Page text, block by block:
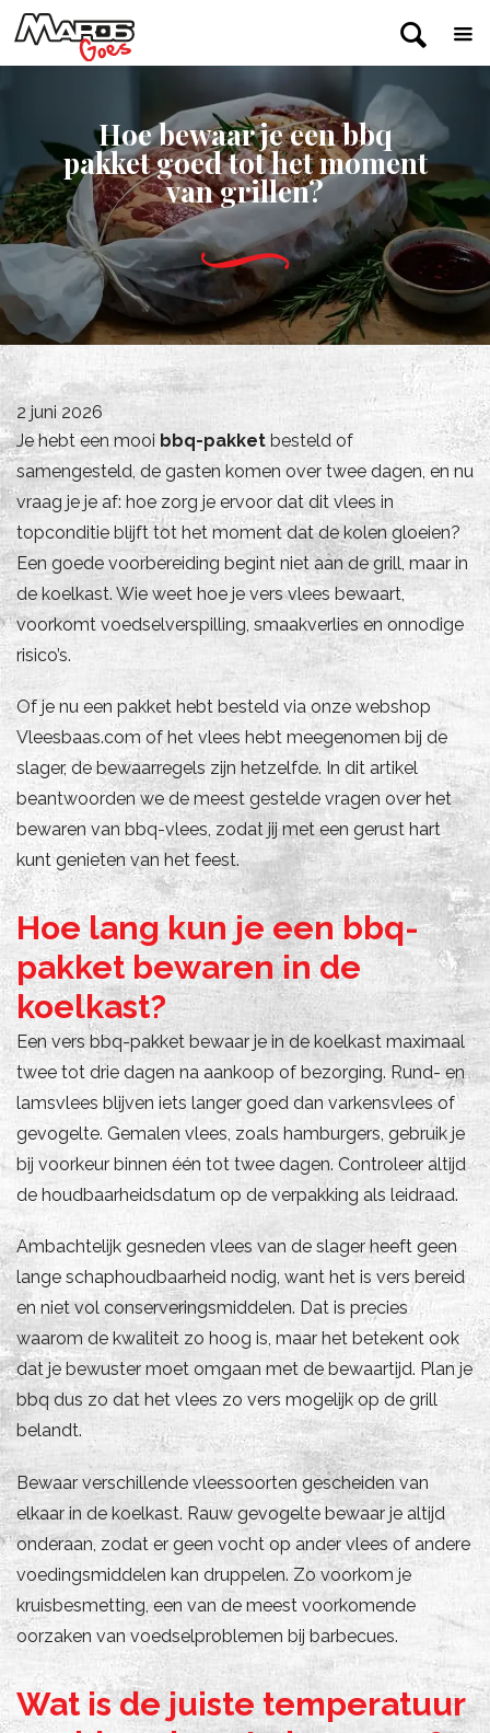
Hoe bewaar je een bbq
pakket goed tot het moment
van grillen?
2 juni 2026
Je hebt een mooi bbq-pakket besteld of
samengesteld, de gasten komen over twee dagen, en nu
vraag je je af: hoe zorg je ervoor dat dit vlees in
topconditie blijft tot het moment dat de kolen gloeien?
Een goede voorbereiding begint niet aan de grill, maar in
de koelkast. Wie weet hoe je vers vlees bewaart,
voorkomt voedselverspilling, smaakverlies en onnodige
risico’s.
Of je nu een pakket hebt besteld via onze webshop
Vleesbaas.com of het vlees hebt meegenomen bij de
slager, de bewaarregels zijn hetzelfde. In dit artikel
beantwoorden we de meest gestelde vragen over het
bewaren van bbq-vlees, zodat jij met een gerust hart
kunt genieten van het feest.
Hoe lang kun je een bbq-
pakket bewaren in de
koelkast?
Een vers bbq-pakket bewaar je in de koelkast maximaal
twee tot drie dagen na aankoop of bezorging. Rund- en
lamsvlees blijven iets langer goed dan varkensvlees of
gevogelte. Gemalen vlees, zoals hamburgers, gebruik je
bij voorkeur binnen één tot twee dagen. Controleer altijd
de houdbaarheidsdatum op de verpakking als leidraad.
Ambachtelijk gesneden vlees van de slager heeft geen
lange schaphoudbaarheid nodig, want het is vers bereid
en niet vol conserveringsmiddelen. Dat is precies
waarom de kwaliteit zo hoog is, maar het betekent ook
dat je bewuster moet omgaan met de bewaartijd. Plan je
bbq dus zo dat het vlees zo vers mogelijk op de grill
belandt.
Bewaar verschillende vleessoorten gescheiden van
elkaar in de koelkast. Rauw gevogelte bewaar je altijd
onderaan, zodat er geen vocht op ander vlees of andere
voedingsmiddelen kan druppelen. Zo voorkom je
kruisbesmetting, een van de meest voorkomende
oorzaken van voedselproblemen bij barbecues.
Wat is de juiste temperatuur